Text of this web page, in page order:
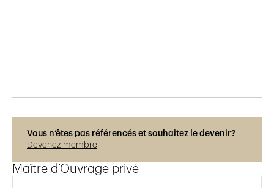
Vous n’êtes pas référencés et souhaitez le devenir?
Devenez membre
Maître d’Ouvrage privé